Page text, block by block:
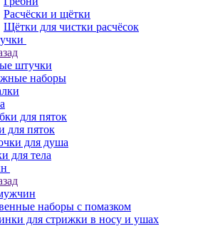
Расчёски и щётки
Щётки для чистки расчёсок
штучки
наборы
для пяток
для пяток
для душа
для тела
наборы с помазком
для стрижки в носу и ушах